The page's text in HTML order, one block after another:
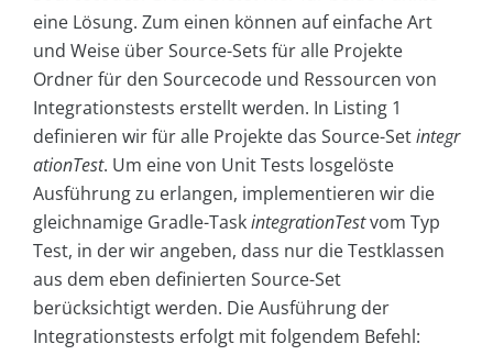
eine Lösung. Zum einen können auf einfache Art
und Weise über Source-Sets für alle Projekte
Ordner für den Sourcecode und Ressourcen von
Integrationstests erstellt werden. In Listing 1
definieren wir für alle Projekte das Source-Setintegr
ationTest. Um eine von Unit Tests losgelöste
Ausführung zu erlangen, implementieren wir die
gleichnamige Gradle-TaskintegrationTestvom Typ
Test, in der wir angeben, dass nur die Testklassen
aus dem eben definierten Source-Set
berücksichtigt werden. Die Ausführung der
Integrationstests erfolgt mit folgendem Befehl: